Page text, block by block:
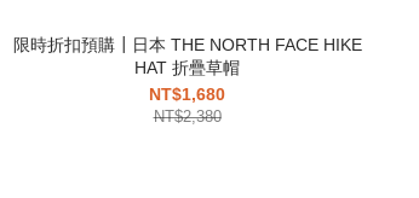
限時折扣預購┃日本 THE NORTH FACE HIKE
HAT 折疊草帽
NT$1,680
NT$2,380